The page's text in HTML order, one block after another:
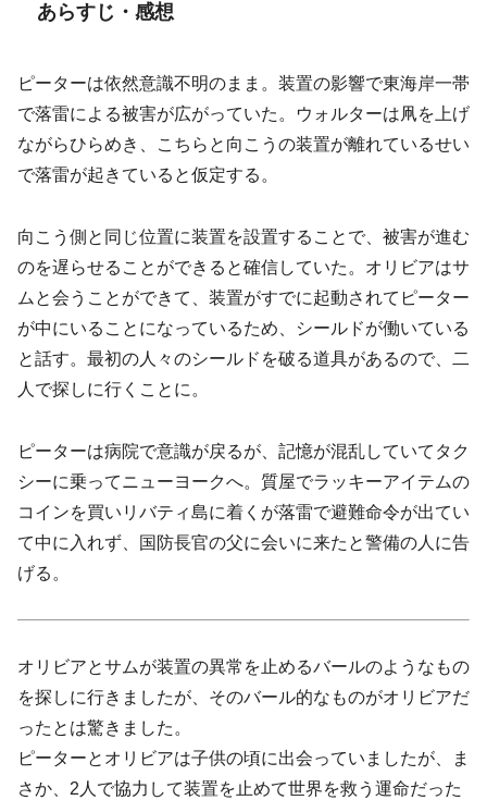
あらすじ・感想
ピーターは依然意識不明のまま。装置の影響で東海岸一帯
で落雷による被害が広がっていた。ウォルターは凧を上げ
ながらひらめき、こちらと向こうの装置が離れているせい
で落雷が起きていると仮定する。
向こう側と同じ位置に装置を設置することで、被害が進む
のを遅らせることができると確信していた。オリビアはサ
ムと会うことができて、装置がすでに起動されてピーター
が中にいることになっているため、シールドが働いている
と話す。最初の人々のシールドを破る道具があるので、二
人で探しに行くことに。
ピーターは病院で意識が戻るが、記憶が混乱していてタク
シーに乗ってニューヨークへ。質屋でラッキーアイテムの
コインを買いリバティ島に着くが落雷で避難命令が出てい
て中に入れず、国防長官の父に会いに来たと警備の人に告
げる。
オリビアとサムが装置の異常を止めるバールのようなもの
を探しに行きましたが、そのバール的なものがオリビアだ
ったとは驚きました。
ピーターとオリビアは子供の頃に出会っていましたが、ま
さか、2人で協力して装置を止めて世界を救う運命だった